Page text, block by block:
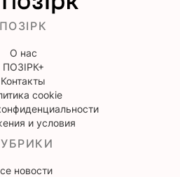
ПОЗІРК
О нас
ПОЗІРК+
Контакты
cookie
и условия
новости